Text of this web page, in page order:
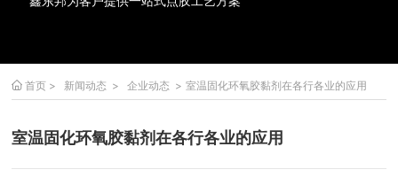
首页 新闻动态 企业动态 室温固化环氧胶黏剂在各行各业的应用
室温固化环氧胶黏剂在各行各业的应用